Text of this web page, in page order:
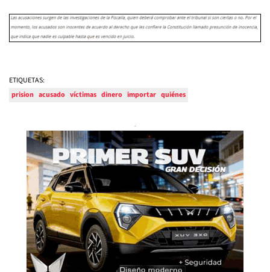
ETIQUETAS:
prision acusado víctimas dinero importar quiénes